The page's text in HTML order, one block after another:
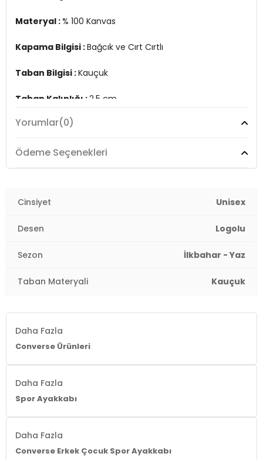
Materyal :% 100 Kanvas
Kapama Bilgisi :Bağcık ve Cırt Cırtlı
Taban Bilgisi :Kauçuk
Taban Kalınlığı : 2,5 cm
Detay:
Yorumlar(0)
Ödeme Seçenekleri
Cinsiyet Unisex
Desen Logolu
Sezon İlkbahar - Yaz
Taban Materyali Kauçuk
Daha Fazla
Converse Ürünleri
Daha Fazla
Spor Ayakkabı
Daha Fazla
Converse Erkek Çocuk Spor Ayakkabı